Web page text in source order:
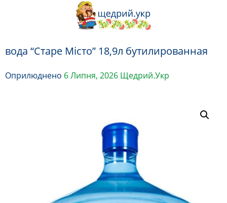
вода “Старе Місто” 18,9л бутилированная
Оприлюднено 6 Липня, 2026 Щедрий.Укр